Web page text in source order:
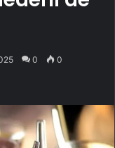
0 0